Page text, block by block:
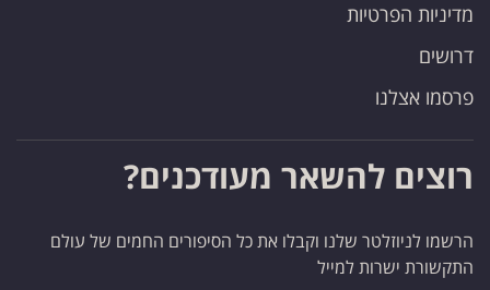
מדיניות הפרטיות
דרושים
פרסמו אצלנו
רוצים להשאר מעודכנים?
הרשמו לניוזלטר שלנו וקבלו את כל הסיפורים החמים של עולם
התקשורת ישרות למייל